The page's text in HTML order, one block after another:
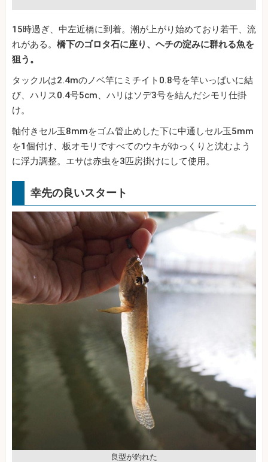
15時過ぎ、中左近橋に到着。潮が上がり始めており若干、流
れがある。 橋下のゴロタ石に座り、ヘチの淀みに群れる魚を
狙う。
タックルは2.4mのノベ竿にミチイト0.8号を竿いっぱいに結
び、ハリス0.4号5cm、ハリはソデ3号を結んだシモリ仕掛
け。
軸付きセル玉8mmをゴム管止めした下に中通しセル玉5mm
を1個付け、板オモリですべてのウキがゆっくりと沈むよう
に浮力調整。エサは赤虫を3匹房掛けにして使用。
幸先の良いスタート
良型が釣れた